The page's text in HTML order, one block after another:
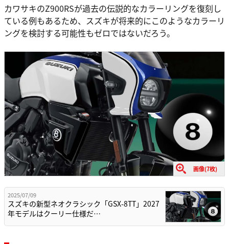
カワサキのZ900RSが過去の伝説的なカラーリングを復刻し
ている例もあるため、スズキが将来的にこのようなカラーリ
ングを検討する可能性もゼロではないだろう。
画像(7枚)
2025/07/09
スズキの新型ネオクラシック「GSX-8TT」2027
年モデルはクーリー仕様だ…